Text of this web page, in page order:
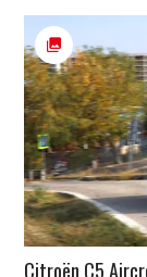
Citroën C5